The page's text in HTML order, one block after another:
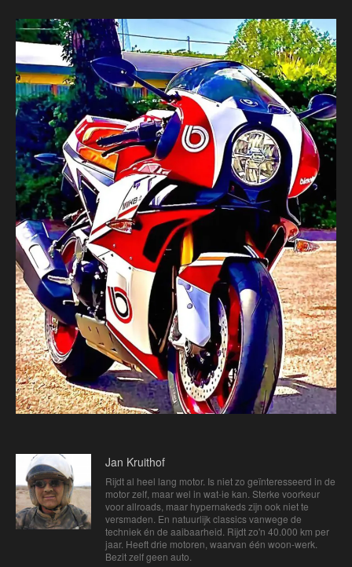
Jan Kruithof
Rijdt al heel lang motor. Is niet zo geïnteresseerd in de
motor zelf, maar wel in wat-ie kan. Sterke voorkeur
voor allroads, maar hypernakeds zijn ook niet te
versmaden. En natuurlijk classics vanwege de
techniek én de aaibaarheid. Rijdt zo'n 40.000 km per
jaar. Heeft drie motoren, waarvan één woon-werk.
Bezit zelf geen auto.